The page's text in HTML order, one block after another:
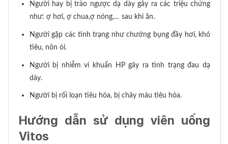
Người hay bị trào ngược dạ dày gây ra các triệu chứng
như: ợ hơi, ợ chua,ợ nóng,… sau khi ăn.
Người gặp các tình trạng như chướng bụng đầy hơi, khó
tiêu, nôn ói.
Người bị nhiễm vi khuẩn HP gây ra tình trạng đau dạ
dày.
Người bị rối loạn tiêu hóa, bị chảy máu tiêu hóa.
Hướng dẫn sử dụng viên uống
Vitos